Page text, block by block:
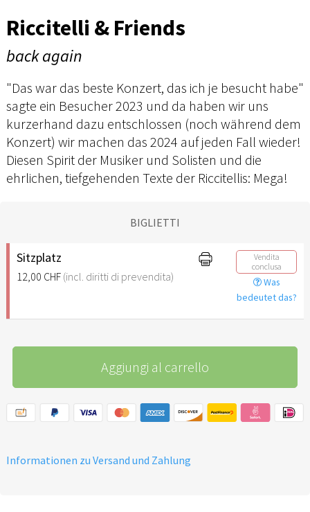
Riccitelli & Friends
back again
"Das war das beste Konzert, das ich je besucht habe"
sagte ein Besucher 2023 und da haben wir uns
kurzerhand dazu entschlossen (noch während dem
Konzert) wir machen das 2024 auf jeden Fall wieder!
Diesen Spirit der Musiker und Solisten und die
ehrlichen, tiefgehenden Texte der Riccitellis: Mega!
BIGLIETTI
Sitzplatz
12,00 CHF (incl. diritti di prevendita)
Vendita
conclusa
Was
bedeutet das?
Aggiungi al carrello
Informationen zu Versand und Zahlung